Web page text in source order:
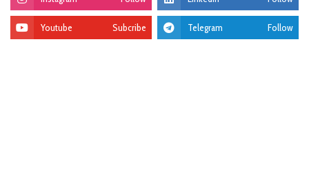
Youtube Subcribe Telegram Follow